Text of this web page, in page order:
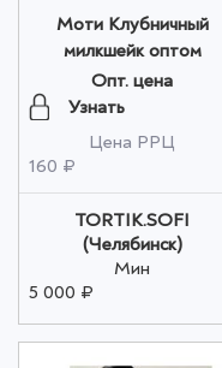
Моти Клубничный
милкшейк оптом
Опт. цена
Узнать
Цена РРЦ
160 ₽
TORTIK.SOFI
(Челябинск)
Мин
5 000 ₽